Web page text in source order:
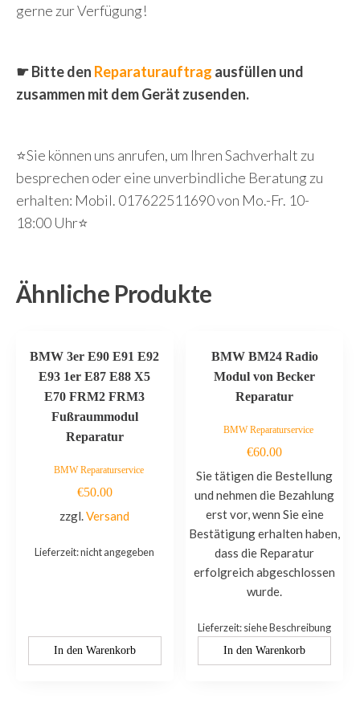
gerne zur Verfügung!
☛ Bitte den Reparaturauftrag ausfüllen und
zusammen mit dem Gerät zusenden.
⭐Sie können uns anrufen, um Ihren Sachverhalt zu
besprechen oder eine unverbindliche Beratung zu
erhalten: Mobil. 017622511690 von Mo.-Fr. 10-
18:00 Uhr⭐
Ähnliche Produkte
BMW 3er E90 E91 E92
E93 1er E87 E88 X5
E70 FRM2 FRM3
Fußraummodul
Reparatur
BMW Reparaturservice
€50.00
zzgl.Versand
Lieferzeit: nicht angegeben
In den Warenkorb
BMW BM24 Radio
Modul von Becker
Reparatur
BMW Reparaturservice
€60.00
Sie tätigen die Bestellung
und nehmen die Bezahlung
erst vor, wenn Sie eine
Bestätigung erhalten haben,
dass die Reparatur
erfolgreich abgeschlossen
wurde.
Lieferzeit: siehe Beschreibung
In den Warenkorb